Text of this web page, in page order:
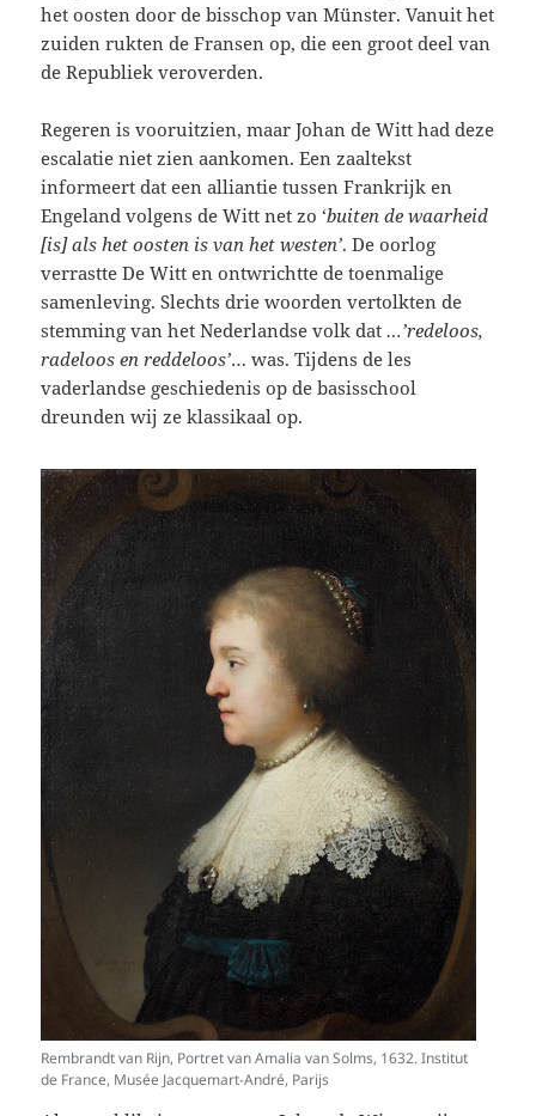
het oosten door de bisschop van Münster. Vanuit het
zuiden rukten de Fransen op, die een groot deel van
de Republiek veroverden.
Regeren is vooruitzien, maar Johan de Witt had deze
escalatie niet zien aankomen. Een zaaltekst
informeert dat een alliantie tussen Frankrijk en
Engeland volgens de Witt net zo ‘buiten de waarheid
[is] als het oosten is van het westen’. De oorlog
verrastte De Witt en ontwrichtte de toenmalige
samenleving. Slechts drie woorden vertolkten de
stemming van het Nederlandse volk dat…’redeloos,
radeloos en reddeloos’… was. Tijdens de les
vaderlandse geschiedenis op de basisschool
dreunden wij ze klassikaal op.
Rembrandt van Rijn, Portret van Amalia van Solms, 1632. Institut
de France, Musée Jacquemart-André, Parijs